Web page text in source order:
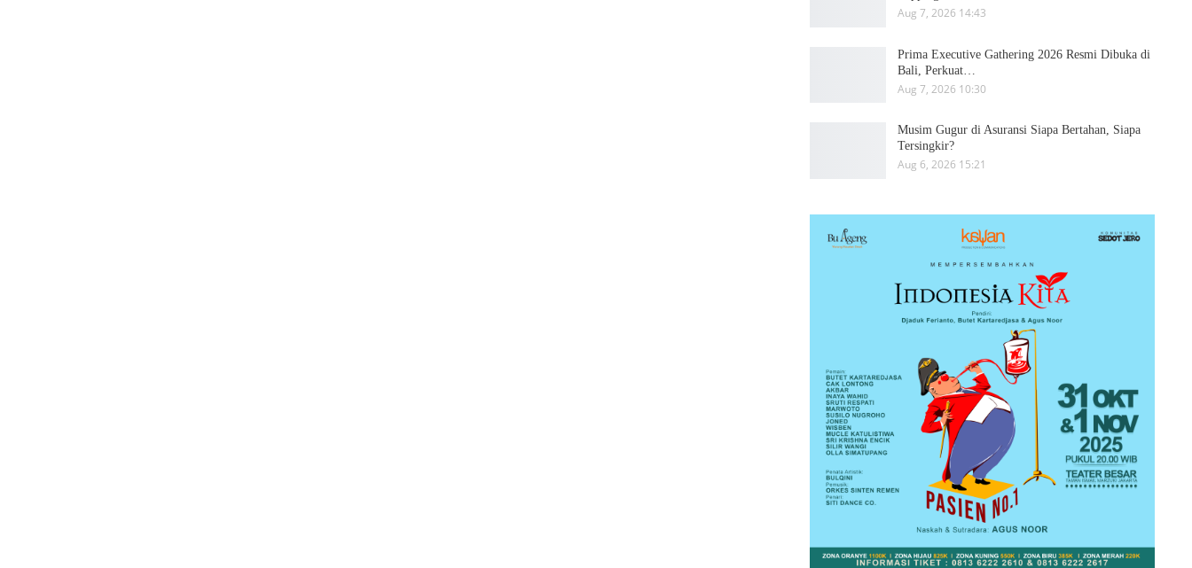
Aug 7, 2026 14:43
Prima Executive Gathering 2026 Resmi Dibuka di
Bali, Perkuat…
Aug 7, 2026 10:30
Musim Gugur di Asuransi Siapa Bertahan, Siapa
Tersingkir?
Aug 6, 2026 15:21